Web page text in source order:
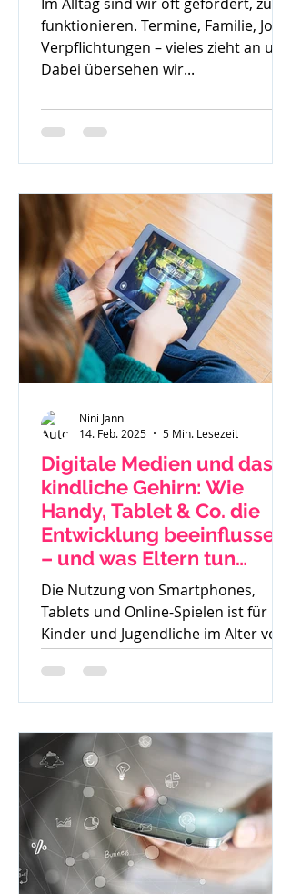
funktionieren. Termine, Familie, Job,
Verpflichtungen – vieles zieht an uns.
Dabei übersehen wir...
Digitale Medien und das
kindliche Gehirn: Wie
Handy, Tablet & Co. die
Entwicklung beeinflussen
– und was Eltern tun
können
Die Nutzung von Smartphones,
Tablets und Online-Spielen ist für
Kinder und Jugendliche im Alter von
8 bis 15 Jahren heute
allgegenwärtig....
Nini Janni
14. Feb. 2025
5 Min. Lesezeit